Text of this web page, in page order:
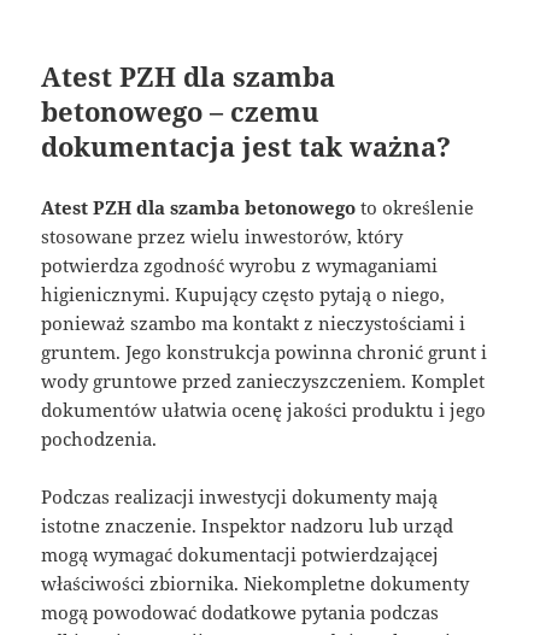
Atest PZH dla szamba
betonowego – czemu
dokumentacja jest tak ważna?
Atest PZH dla szamba betonowego to określenie
stosowane przez wielu inwestorów, który
potwierdza zgodność wyrobu z wymaganiami
higienicznymi. Kupujący często pytają o niego,
ponieważ szambo ma kontakt z nieczystościami i
gruntem. Jego konstrukcja powinna chronić grunt i
wody gruntowe przed zanieczyszczeniem. Komplet
dokumentów ułatwia ocenę jakości produktu i jego
pochodzenia.
Podczas realizacji inwestycji dokumenty mają
istotne znaczenie. Inspektor nadzoru lub urząd
mogą wymagać dokumentacji potwierdzającej
właściwości zbiornika. Niekompletne dokumenty
mogą powodować dodatkowe pytania podczas